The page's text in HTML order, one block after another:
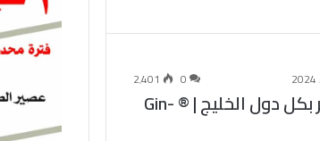
0 2٬401
الآن جين شيا متوفر بكل دول الخليج | ® Gin-